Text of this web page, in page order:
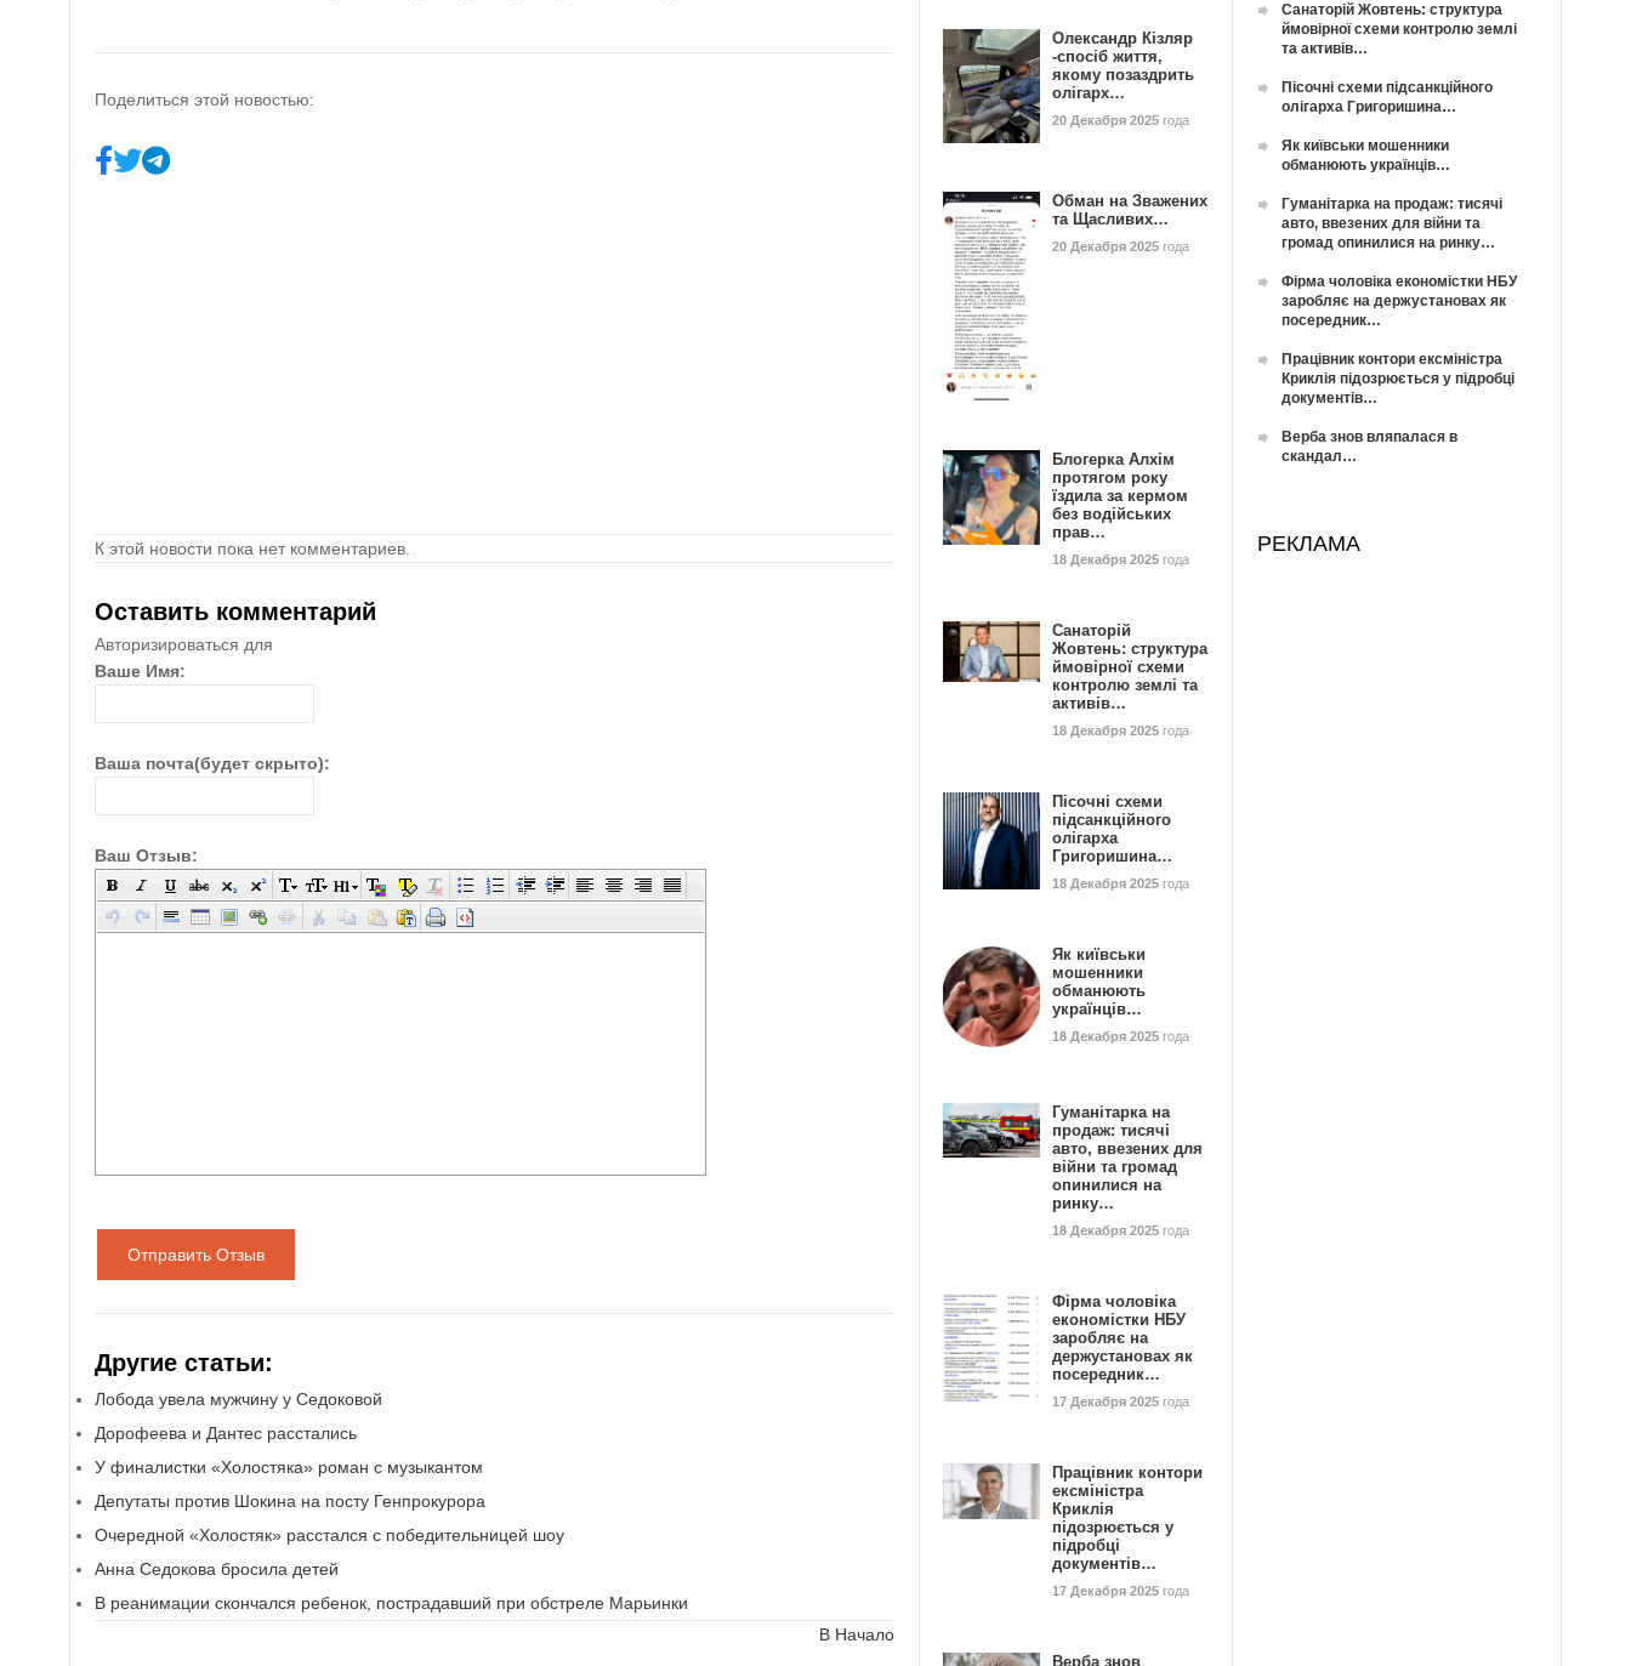
Поделиться этой новостью:
К этой новости пока нет комментариев.
Оставить комментарий
Авторизироваться для
Ваше Имя:
Ваша почта(будет скрыто):
Ваш Отзыв:
Отправить Отзыв
Другие статьи:
Лобода увела мужчину у Седоковой
Дорофеева и Дантес расстались
У финалистки «Холостяка» роман с музыкантом
Депутаты против Шокина на посту Генпрокурора
Очередной «Холостяк» расстался с победительницей шоу
Анна Седокова бросила детей
В реанимации скончался ребенок, пострадавший при обстреле Марьинки
В Начало
Олександр Кізляр
-спосіб життя,
якому позаздрить
олігарх…
20 Декабря 2025 года
Обман на Зважених
та Щасливих…
20 Декабря 2025 года
Блогерка Алхім
протягом року
їздила за кермом
без водійських
прав…
18 Декабря 2025 года
Санаторій
Жовтень: структура
ймовірної схеми
контролю землі та
активів…
18 Декабря 2025 года
Пісочні схеми
підсанкційного
олігарха
Григоришина…
18 Декабря 2025 года
Як київськи
мошенники
обманюють
українців…
18 Декабря 2025 года
Гуманітарка на
продаж: тисячі
авто, ввезених для
війни та громад
опинилися на
ринку…
18 Декабря 2025 года
Фірма чоловіка
економістки НБУ
заробляє на
держустановах як
посередник…
17 Декабря 2025 года
Працівник контори
ексміністра
Криклія
підозрюється у
підробці
документів…
17 Декабря 2025 года
Верба знов
Санаторій Жовтень: структура
ймовірної схеми контролю землі
та активів…
Пісочні схеми підсанкційного
олігарха Григоришина…
Як київськи мошенники
обманюють українців…
Гуманітарка на продаж: тисячі
авто, ввезених для війни та
громад опинилися на ринку…
Фірма чоловіка економістки НБУ
заробляє на держустановах як
посередник…
Працівник контори ексміністра
Криклія підозрюється у підробці
документів…
Верба знов вляпалася в
скандал…
РЕКЛАМА